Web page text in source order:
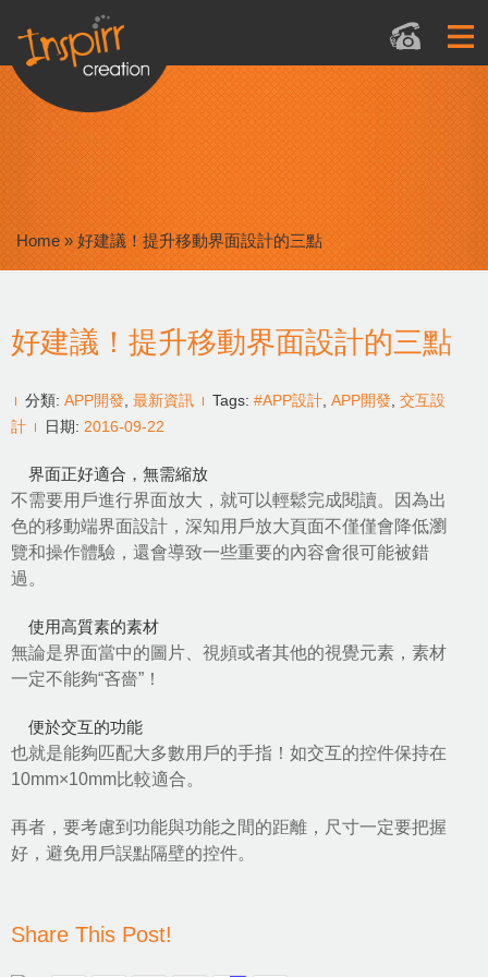
Home » 好建議！提升移動界面設計的三點
好建議！提升移動界面設計的三點
分類: APP開發 最新資訊 Tags: #APP設計 APP開發 交互設
計
日期: 2016-09-22
界面正好適合，無需縮放
不需要用戶進行界面放大，就可以輕鬆完成閱讀。因為出
色的移動端界面設計，深知用戶放大頁面不僅僅會降低瀏
覽和操作體驗，還會導致一些重要的內容會很可能被錯
過。
使用高質素的素材
無論是界面當中的圖片、視頻或者其他的視覺元素，素材
一定不能夠“吝嗇”！
便於交互的功能
也就是能夠匹配大多數用戶的手指！如交互的控件保持在
10mm×10mm比較適合。
再者，要考慮到功能與功能之間的距離，尺寸一定要把握
好，避免用戶誤點隔壁的控件。
Share This Post!